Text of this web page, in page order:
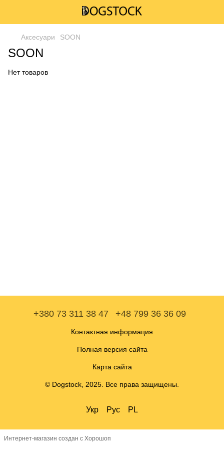
Аксесуари SOON
SOON
Нет товаров
+380 73 311 38 47 +48 799 36 36 09
Контактная информация
Полная версия сайта
Карта сайта
© Dogstock, 2025. Все права защищены.
Укр Рус PL
Интернет-магазин создан с Хорошоп